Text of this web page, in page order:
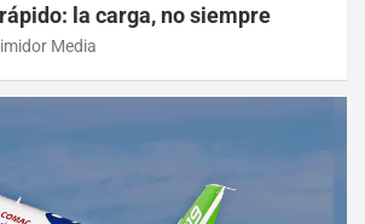
la carga, no siempre
Media